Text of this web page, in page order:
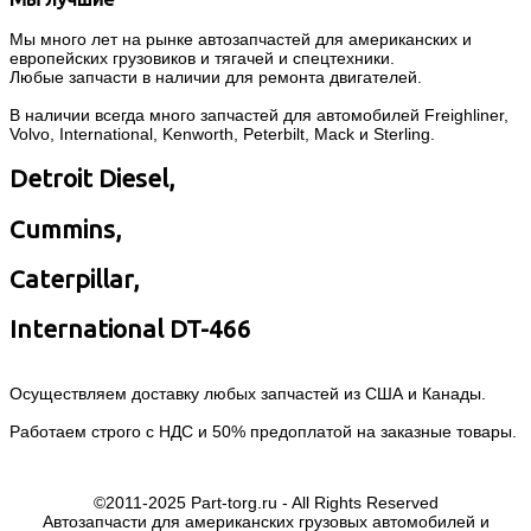
Мы много лет на рынке автозапчастей для американских и
европейских грузовиков и тягачей и спецтехники.
Любые запчасти в наличии для ремонта двигателей.
В наличии всегда много запчастей для автомобилей Freighliner,
Volvo, International, Kenworth, Peterbilt, Mack и Sterling.
Detroit Diesel,
Cummins,
Caterpillar,
International DT-466
Осуществляем доставку любых запчастей из США и Канады.
Работаем строго с НДС и 50% предоплатой на заказные товары.
©2011-2025 Part-torg.ru - All Rights Reserved
Автозапчасти для американских грузовых автомобилей и